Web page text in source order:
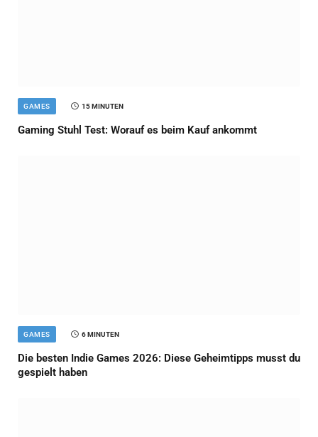
GAMES 15 MINUTEN
Gaming Stuhl Test: Worauf es beim Kauf ankommt
GAMES 6 MINUTEN
Die besten Indie Games 2026: Diese Geheimtipps musst du
gespielt haben